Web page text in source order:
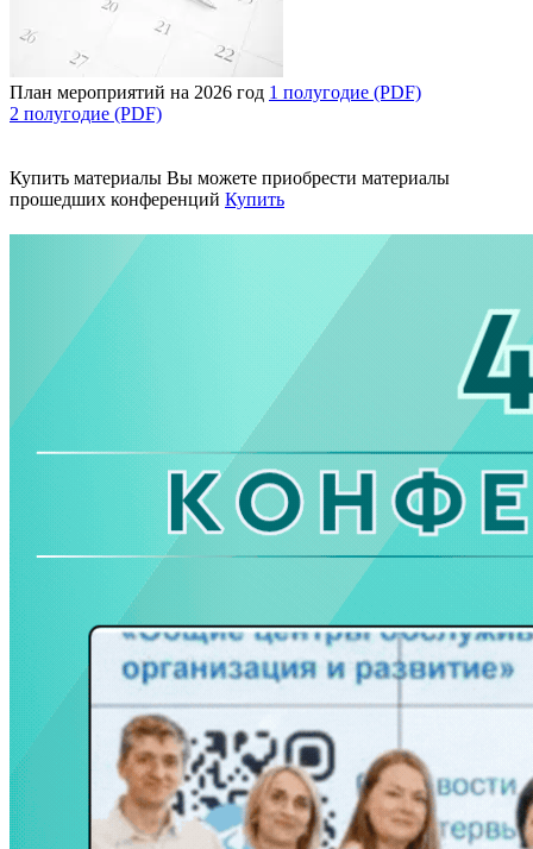
План мероприятий на 2026 год 1 полугодие (PDF)
2 полугодие (PDF)
Купить материалы Вы можете приобрести материалы
прошедших конференций Купить